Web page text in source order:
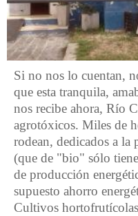
Si no nos lo cuentan,
que esta tranquila,
nos recibe ahora, Río
agrotóxicos. Miles de
rodean, dedicados a
(que de "bio" sólo
de producción
supuesto ahorro
Cultivos